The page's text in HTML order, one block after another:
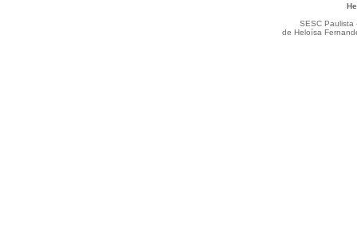
SESC Paulista
de Heloísa